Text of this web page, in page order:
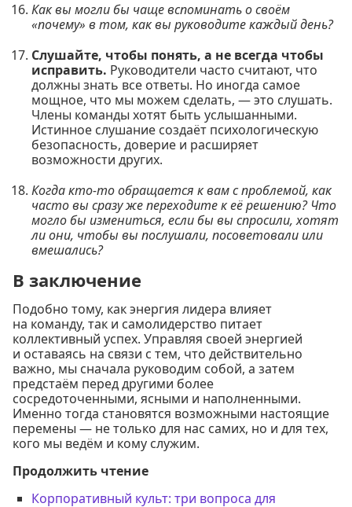
Как вы могли бы чаще вспоминать о своём
«почему» в том, как вы руководите каждый день?
Слушайте, чтобы понять, а не всегда чтобы
исправить. Руководители часто считают, что
должны знать все ответы. Но иногда самое
мощное, что мы можем сделать, — это слушать.
Члены команды хотят быть услышанными.
Истинное слушание создаёт психологическую
безопасность, доверие и расширяет
возможности других.
Когда кто-то обращается к вам с проблемой, как
часто вы сразу же переходите к её решению? Что
могло бы измениться, если бы вы спросили, хотят
ли они, чтобы вы послушали, посоветовали или
вмешались?
В заключение
Подобно тому, как энергия лидера влияет
на команду, так и самолидерство питает
коллективный успех. Управляя своей энергией
и оставаясь на связи с тем, что действительно
важно, мы сначала руководим собой, а затем
предстаём перед другими более
сосредоточенными, ясными и наполненными.
Именно тогда становятся возможными настоящие
перемены — не только для нас самих, но и для тех,
кого мы ведём и кому служим.
Продолжить чтение
Корпоративный культ: три вопроса для